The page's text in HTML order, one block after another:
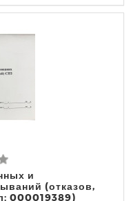
и
(отказов,
000019389)